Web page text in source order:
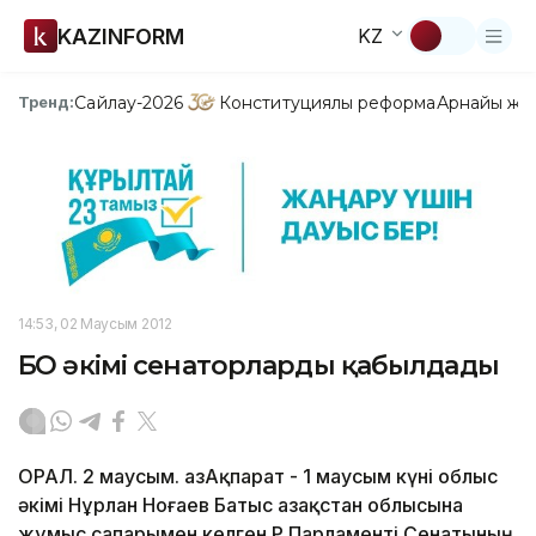
KAZINFORM KZ
Тренд:Сайлау-2026 Конституциялық реформаАрнайы
14:53, 02 Маусым 2012
БҚО әкімі сенаторларды қабылдады
ОРАЛ. 2 маусым. ҚазАқпарат - 1 маусым күні облыс
әкімі Нұрлан Ноғаев Батыс Қазақстан облысына